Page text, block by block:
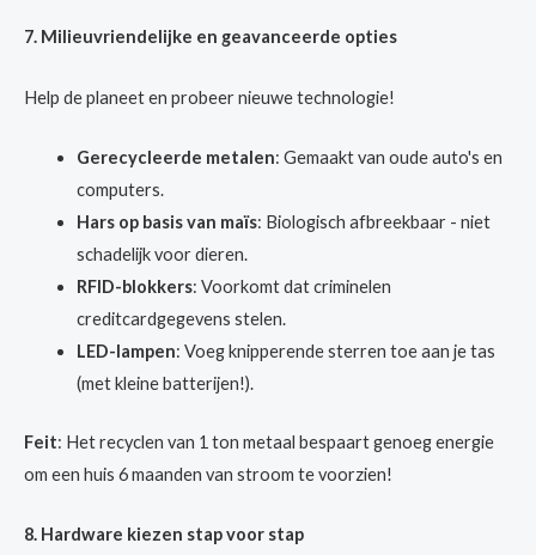
7. Milieuvriendelijke en geavanceerde opties
Help de planeet en probeer nieuwe technologie!
Gerecycleerde metalen: Gemaakt van oude auto's en
computers.
Hars op basis van maïs: Biologisch afbreekbaar - niet
schadelijk voor dieren.
RFID-blokkers: Voorkomt dat criminelen
creditcardgegevens stelen.
LED-lampen: Voeg knipperende sterren toe aan je tas
(met kleine batterijen!).
Feit: Het recyclen van 1 ton metaal bespaart genoeg energie
om een huis 6 maanden van stroom te voorzien!
8. Hardware kiezen stap voor stap